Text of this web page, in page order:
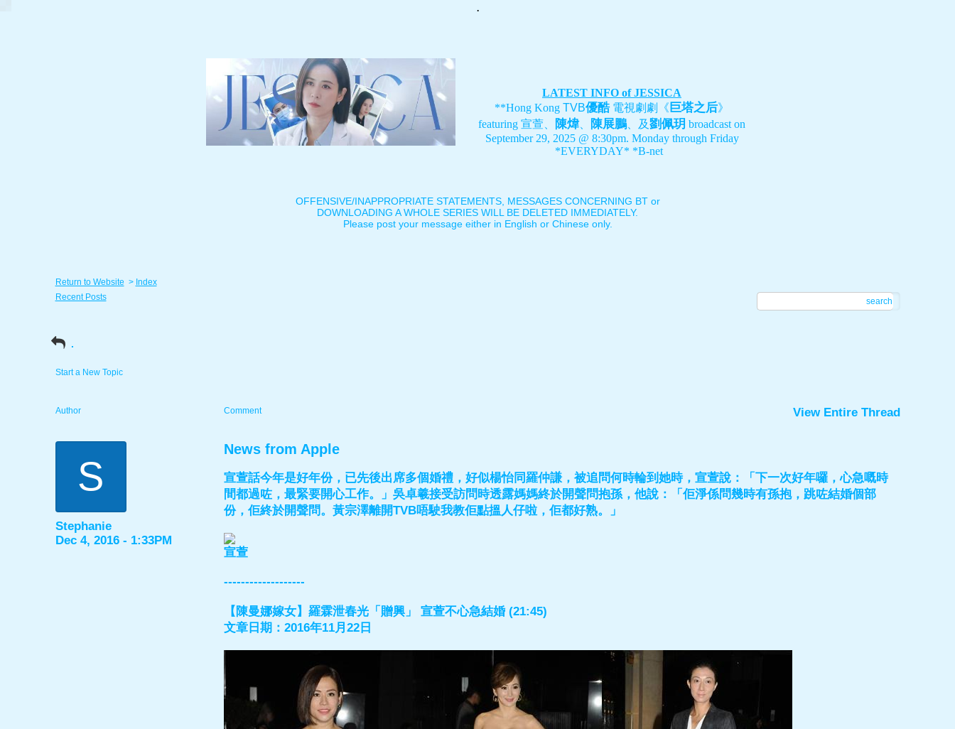
.
LATEST INFO of JESSICA
**Hong Kong TVB優酷電視劇劇《 巨塔之后》
featuring 宣萱、 陳煒、 陳展鵬 、及劉佩玥 broadcast on
September 29, 2025 @ 8:30pm. Monday through Friday
*EVERYDAY* *B-net
OFFENSIVE/INAPPROPRIATE STATEMENTS, MESSAGES CONCERNING BT or
DOWNLOADING A WHOLE SERIES WILL BE DELETED IMMEDIATELY.
Please post your message either in English or Chinese only.
Return to Website > Index
Recent Posts
search
.
Start a New Topic
Author Comment View Entire Thread
S
Stephanie
Dec 4, 2016 - 1:33PM
News from Apple
宣萱話今年是好年份，已先後出席多個婚禮，好似楊怡同羅仲謙，被追問何時輪到她時，宣萱說：「下一次好年囉，心急嘅時
間都過咗，最緊要開心工作。」吳卓羲接受訪問時透露媽媽終於開聲問抱孫，他說：「佢淨係問幾時有孫抱，跳咗結婚個部
份，佢終於開聲問。黃宗澤離開TVB唔駛我教佢點搵人仔啦，佢都好熟。」
宣萱
-------------------
【陳曼娜嫁女】羅霖泄春光「贈興」 宣萱不心急結婚 (21:45)
文章日期：2016年11月22日